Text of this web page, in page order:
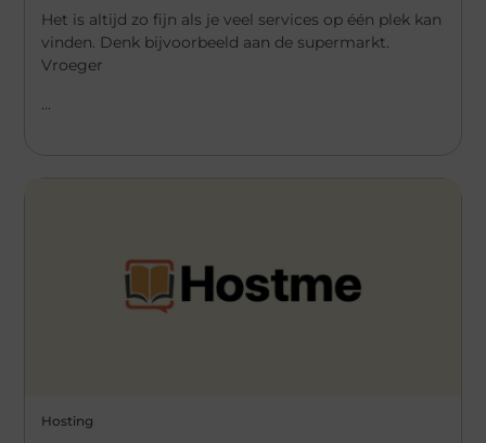
Het is altijd zo fijn als je veel services op één plek kan
vinden. Denk bijvoorbeeld aan de supermarkt.
Vroeger
...
Hosting